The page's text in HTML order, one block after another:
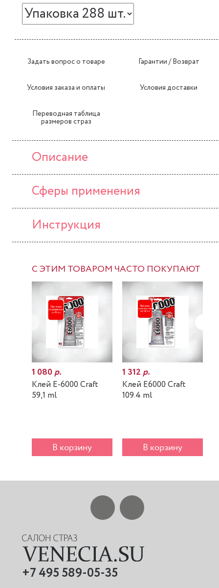
Задать вопрос о товаре Гарантии / Возврат
Условия заказа и оплаты Условия доставки
Переводная таблица
размеров страз
Описание
Сферы применения
Инструкция
С ЭТИМ ТОВАРОМ ЧАСТО ПОКУПАЮТ
1 080р.
Клей E-6000 Craft
59,1 ml
В корзину
1 312р.
Клей E6000 Craft
109.4 ml
В корзину
+7 495 589-05-35